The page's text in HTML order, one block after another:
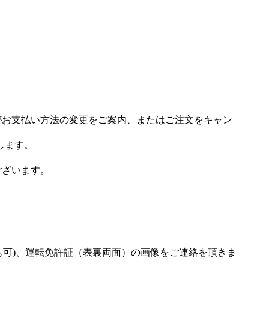
支払い方法の変更をご案内、またはご注文をキャン
す。
います。
)、運転免許証（表裏両面）の画像をご連絡を頂きま